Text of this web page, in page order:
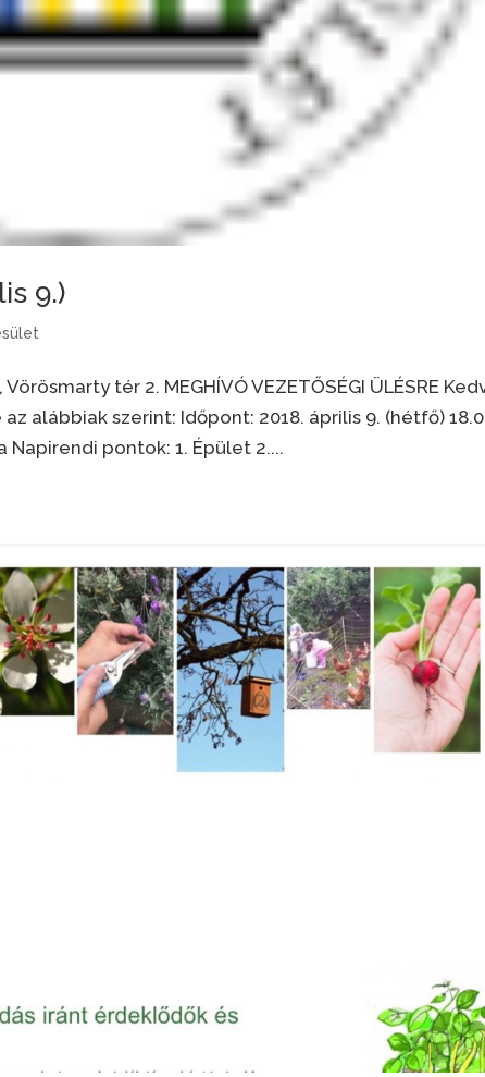
9.)
tér 2. MEGHÍVÓ VEZETŐSÉGI ÜLÉSRE
alábbiak szerint: Időpont: 2018. április 9. (hétfő)
Napirendi pontok: 1. Épület 2....